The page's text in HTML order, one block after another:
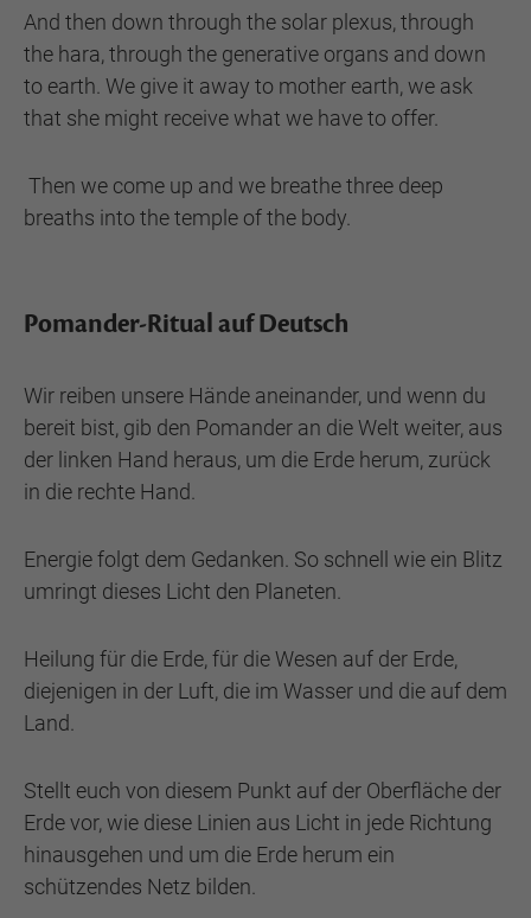
And then down through the solar plexus, through
the hara, through the generative organs and down
to earth. We give it away to mother earth, we ask
that she might receive what we have to offer.
Then we come up and we breathe three deep
breaths into the temple of the body.
Pomander-Ritual auf Deutsch
Wir reiben unsere Hände aneinander, und wenn du
bereit bist, gib den Pomander an die Welt weiter, aus
der linken Hand heraus, um die Erde herum, zurück
in die rechte Hand.
Energie folgt dem Gedanken. So schnell wie ein Blitz
umringt dieses Licht den Planeten.
Heilung für die Erde, für die Wesen auf der Erde,
diejenigen in der Luft, die im Wasser und die auf dem
Land.
Stellt euch von diesem Punkt auf der Oberfläche der
Erde vor, wie diese Linien aus Licht in jede Richtung
hinausgehen und um die Erde herum ein
schützendes Netz bilden.